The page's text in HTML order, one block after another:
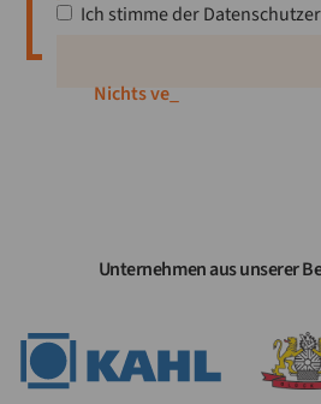
Ich stimme der
Nichts verpa
Unternehmen aus unserer